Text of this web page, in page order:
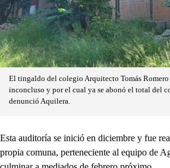
El tingaldo del colegio Arquitecto Tomás Romero
inconcluso y por el cual ya se abonó el total del
denunció Aquilera.
Esta auditoría se inició en diciembre y fue
propia comuna, perteneciente al equipo de